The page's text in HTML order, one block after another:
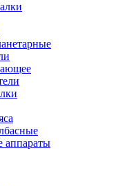
аппараты